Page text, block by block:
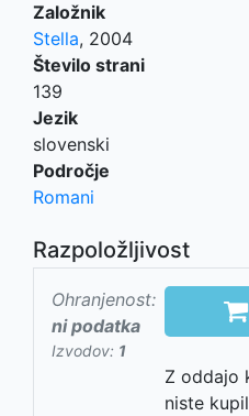
Založnik
Stella, 2004
Število strani
139
Jezik
slovenski
Področje
Romani
Razpoložljivost
Ohranjenost:
ni podatka
Izvodov: 1

Z oddajo
niste